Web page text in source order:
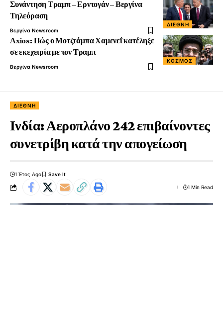
ΔΙΕΘΝΉ
Συνάντηση Τραμπ – Ερντογάν – Βεργίνα
Τηλεόραση
Βεργίνα Newsroom
ΚΟΣΜΟΣ
Αxios: Πώς ο Μοτζτάμπα Χαμενεΐ κατέληξε
σε εκεχειρία με τον Τραμπ
Βεργίνα Newsroom
ΔΙΕΘΝΉ
Ινδία: Αεροπλάνο 242 επιβαίνοντες
συνετρίβη κατά την απογείωση
1 Έτος Ago
1 Min Read